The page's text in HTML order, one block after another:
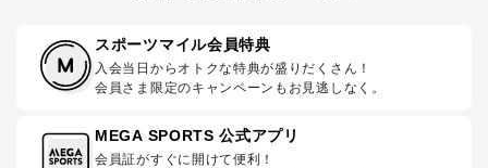
スポーツマイル会員特典
入会当日からオトクな特典が盛りだくさん！
会員さま限定のキャンペーンもお見逃しなく。
MEGA SPORTS 公式アプリ
会員証がすぐに開けて便利！